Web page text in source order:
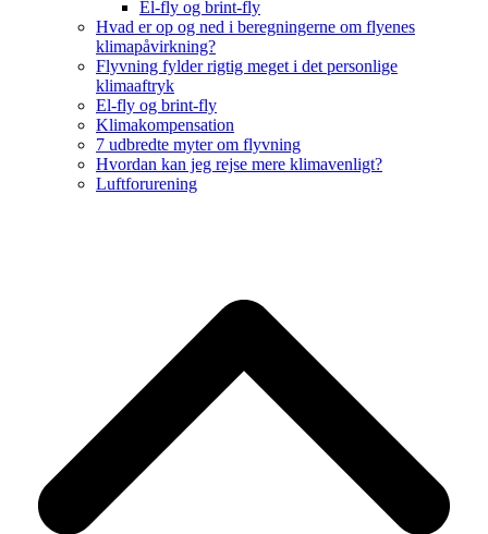
El-fly og brint-fly
Hvad er op og ned i beregningerne om flyenes
klimapåvirkning?
Flyvning fylder rigtig meget i det personlige
klimaaftryk
El-fly og brint-fly
Klimakompensation
7 udbredte myter om flyvning
Hvordan kan jeg rejse mere klimavenligt?
Luftforurening